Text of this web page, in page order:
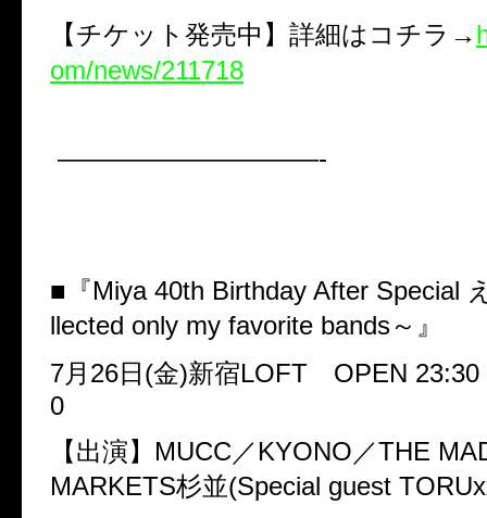
【チケット発売中】詳細はコチラ →
om/news/211718
——————————-
■『Miya 40th Birthday After Special
llected only my favorite bands～』
7月 26日 (金)新宿LOFT OPEN 23:30
0
【出演】 MUCC ／KYONO ／THE
MARKETS杉並(Special guest